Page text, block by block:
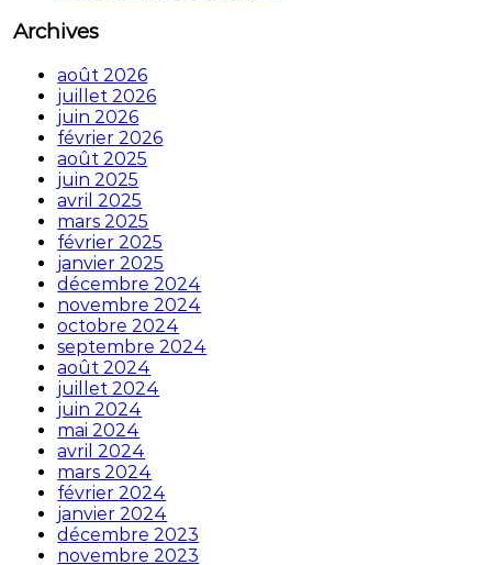
Archives
août 2026
juillet 2026
juin 2026
février 2026
août 2025
juin 2025
avril 2025
mars 2025
février 2025
janvier 2025
décembre 2024
novembre 2024
octobre 2024
septembre 2024
août 2024
juillet 2024
juin 2024
mai 2024
avril 2024
mars 2024
février 2024
janvier 2024
décembre 2023
novembre 2023